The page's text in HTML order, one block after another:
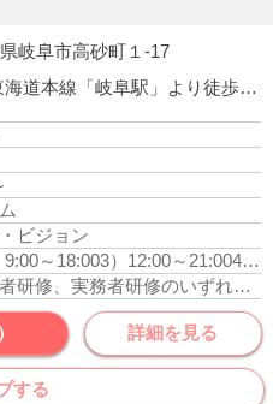
岐阜市高砂町１-17
JR東海道本線「岐阜駅」より徒歩2分
ビジョン
9:00～18:003）12:00～21:004）16:00～10:00
介護福祉士、初任者研修、実務者研修のいずれかの資格をお持ちの方
詳細を見る
する